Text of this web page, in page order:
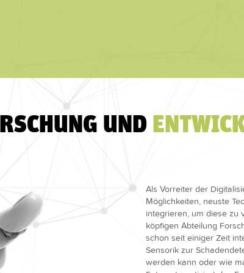
UND
Als Vorreiter der
Möglichkeiten, neuste
integrieren, um diese zu
köpfigen Abteilung
schon seit einiger Zeit
Sensorik zur
werden kann oder wie